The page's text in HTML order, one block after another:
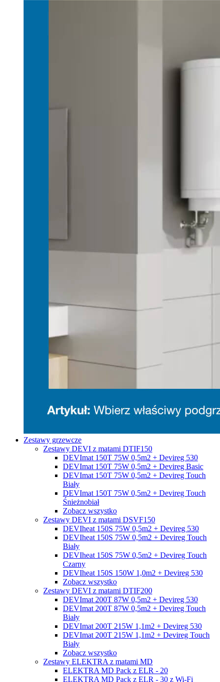
Zestawy grzewcze
Zestawy DEVI z matami DTIF150
DEVImat 150T 75W 0,5m2 + Devireg 530
DEVImat 150T 75W 0,5m2 + Devireg Basic
DEVImat 150T 75W 0,5m2 + Devireg Touch
Biały
DEVImat 150T 75W 0,5m2 + Devireg Touch
Śnieżnobiał
Zobacz wszystko
Zestawy DEVI z matami DSVF150
DEVIheat 150S 75W 0,5m2 + Devireg 530
DEVIheat 150S 75W 0,5m2 + Devireg Touch
Biały
DEVIheat 150S 75W 0,5m2 + Devireg Touch
Czarny
DEVIheat 150S 150W 1,0m2 + Devireg 530
Zobacz wszystko
Zestawy DEVI z matami DTIF200
DEVImat 200T 87W 0,5m2 + Devireg 530
DEVImat 200T 87W 0,5m2 + Devireg Touch
Biały
DEVImat 200T 215W 1,1m2 + Devireg 530
DEVImat 200T 215W 1,1m2 + Devireg Touch
Biały
Zobacz wszystko
Zestawy ELEKTRA z matami MD
ELEKTRA MD Pack z ELR - 20
ELEKTRA MD Pack z ELR - 30 z Wi-Fi